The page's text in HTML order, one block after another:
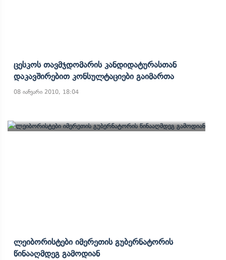
Ცესკოს Თავმჯდომარის Კანდიდატურასთან
Დაკავშირებით Კონსულტაციები Გაიმართა
08 იანვარი 2010, 18:04
Ლეიბორისტები Იმერეთის Გუბერნატორის
Წინააღმდეგ Გამოდიან